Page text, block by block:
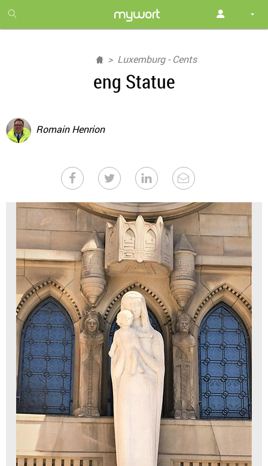
month
free
Luxemburg - Cents
eng Statue
Romain Henrion